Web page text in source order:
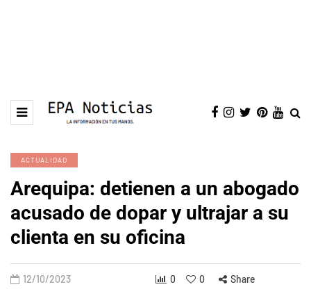
ACTUALIDAD
Arequipa: detienen a un abogado
acusado de dopar y ultrajar a su
clienta en su oficina
12/10/2023 0 0 Share